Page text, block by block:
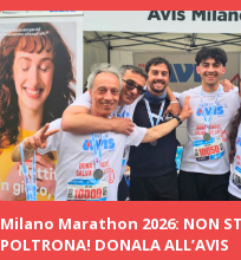
Milano Marathon 2026: NON
POLTRONA! DONALA ALL’AVIS